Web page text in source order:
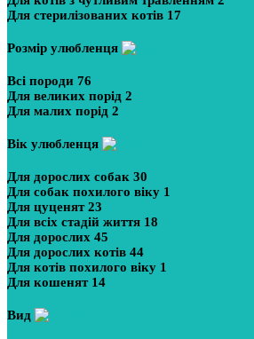
Для стерилізованих котів 17
Розмір улюбленця
Всі породи 76
Для великих порід 2
Для малих порід 2
Вік улюбленця
Для дорослих собак 30
Для собак похилого віку 1
Для цуценят23
Для всіх стадій життя 18
Для дорослих 45
Для дорослих котів 44
Для котів похилого віку 1
Для кошенят 14
Вид